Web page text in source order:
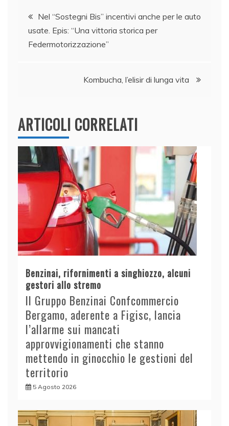
b
o
o
dI
n
A
p
p
vi
di
Navigazione
articoli
Nel “Sostegni Bis” incentivi anche per le auto
usate. Epis: “Una vittoria storica per
Federmotorizzazione”
Kombucha, l’elisir di lunga vita
ARTICOLI CORRELATI
Benzinai, rifornimenti a singhiozzo, alcuni
gestori allo stremo
Il Gruppo Benzinai Confcommercio
Bergamo, aderente a Figisc, lancia
l’allarme sui mancati
approvvigionamenti che stanno
mettendo in ginocchio le gestioni del
territorio
5 Agosto 2026